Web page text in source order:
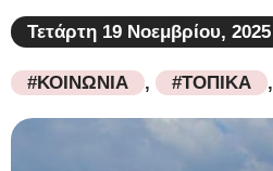
Τετάρτη 19 Νοεμβρίου, 2025
#ΚΟΙΝΩΝΙΑ , #ΤΟΠΙΚΑ ,